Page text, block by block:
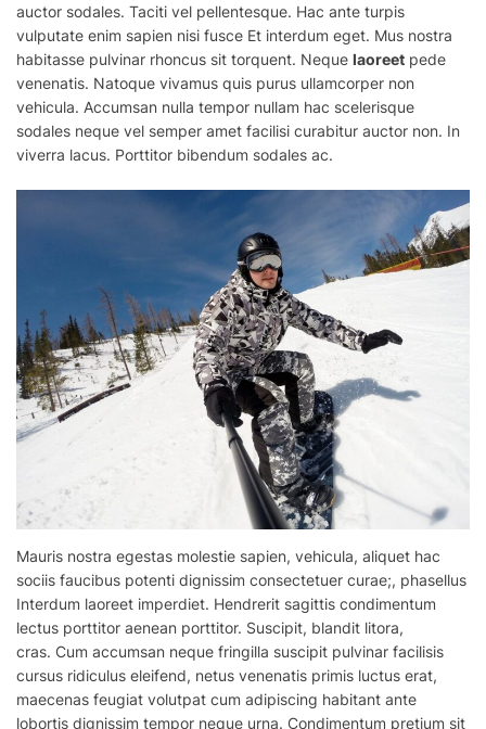
auctor sodales. Taciti vel pellentesque. Hac ante turpis
vulputate enim sapien nisi fusce Et interdum eget. Mus nostra
habitasse pulvinar rhoncus sit torquent. Neque laoreet pede
venenatis. Natoque vivamus quis purus ullamcorper non
vehicula. Accumsan nulla tempor nullam hac scelerisque
sodales neque vel semper amet facilisi curabitur auctor non. In
viverra lacus. Porttitor bibendum sodales ac.
Mauris nostra egestas molestie sapien, vehicula, aliquet hac
sociis faucibus potenti dignissim consectetuer curae;, phasellus
Interdum laoreet imperdiet. Hendrerit sagittis condimentum
lectus porttitor aenean porttitor. Suscipit, blandit litora,
cras. Cum accumsan neque fringilla suscipit pulvinar facilisis
cursus ridiculus eleifend, netus venenatis primis luctus erat,
maecenas feugiat volutpat cum adipiscing habitant ante
lobortis dignissim tempor neque urna. Condimentum pretium sit